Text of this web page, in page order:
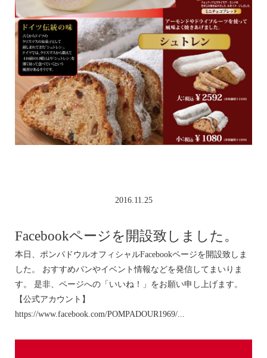
2016.11.25
Facebookページを開設致しました。
本日、ポンパドウルオフィシャルFacebookページを開設致しま
した。 おすすめパンやイベント情報などを発信してまいりま
す。 是非、ページへの「いいね！」をお願い申し上げます。
【公式アカウント】
https://www.facebook.com/POMPADOUR1969/...